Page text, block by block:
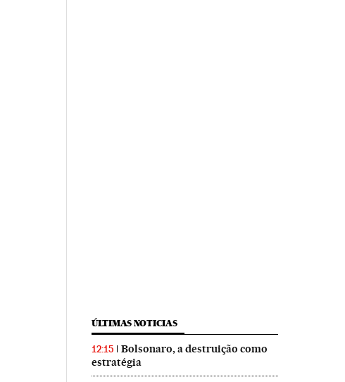
ÚLTIMAS NOTICIAS
12:15
Bolsonaro, a destruição como
estratégia